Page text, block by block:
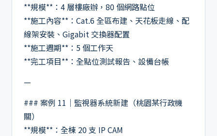
**規模**：4 層樓廠辦，80 個網路點位
**施工內容**：Cat.6 全區布建、天花板走線、配
線架安裝、Gigabit 交換器配置
**施工週期**：5 個工作天
**完工項目**：全點位測試報告、設備台帳
—
### 案例 11｜監視器系統新建（桃園某行政機
關）
**規模**：全棟 20 支 IP CAM